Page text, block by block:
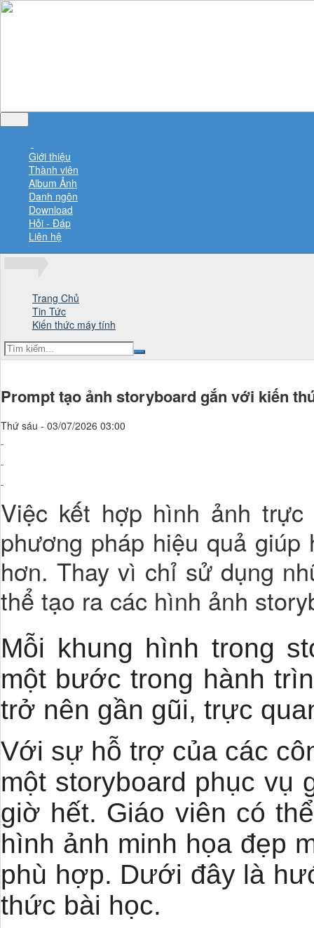
Giới thiệu
Thành viên
Album Ảnh
Danh ngôn
Download
Hỏi - Đáp
Liên hệ
Trang Chủ
Tin Tức
Kiến thức máy tính
Prompt tạo ảnh storyboard gắn với kiến
Thứ sáu - 03/07/2026 03:00
Việc kết hợp hình ảnh
phương pháp hiệu quả
hơn. Thay vì chỉ sử dụng
thể tạo ra các hình ảnh
Mỗi khung hình trong
một bước trong hành
trở nên gần gũi, trực
Với sự hỗ trợ của các
một storyboard phục vụ
giờ hết. Giáo viên có
hình ảnh minh họa đẹp
phù hợp. Dưới đây là
thức bài học.